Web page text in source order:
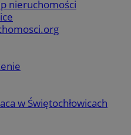
nieruchomości
w Świętochłowicach